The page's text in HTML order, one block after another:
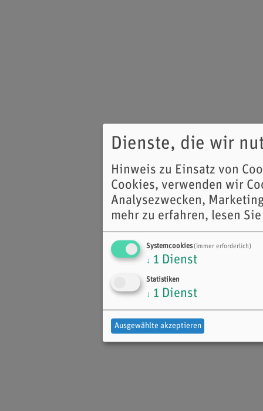
Dienste, die wir
Hinweis zu Einsatz von
Cookies, verwenden wir
Analysezwecken,
mehr zu erfahren, lesen
Systemcookies(immer erforderlich)
↓ 1 Dienst
Statistiken
↓ 1 Dienst
Ausgewählte akzeptieren